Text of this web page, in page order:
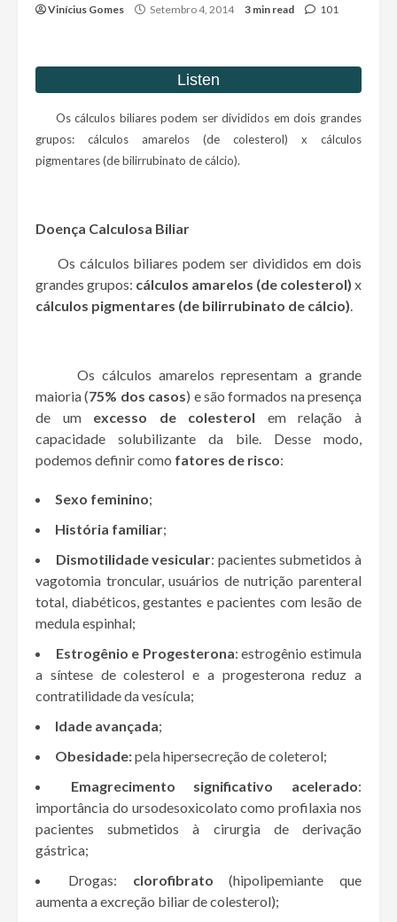
Vinícius Gomes Setembro 4, 2014 3 min read 101
Os cálculos biliares podem ser divididos em dois grandes
grupos: cálculos amarelos (de colesterol) x cálculos
pigmentares (de bilirrubinato de cálcio).
Doença Calculosa Biliar
Os cálculos biliares podem ser divididos em dois
grandes grupos: cálculos amarelos (de colesterol) x
cálculos pigmentares (de bilirrubinato de cálcio).
Os cálculos amarelos representam a grande
maioria (75% dos casos) e são formados na presença
de um excesso de colesterol em relação à
capacidade solubilizante da bile. Desse modo,
podemos definir como fatores de risco:
Sexo feminino;
História familiar;
Dismotilidade vesicular: pacientes submetidos à
vagotomia troncular, usuários de nutrição parenteral
total, diabéticos, gestantes e pacientes com lesão de
medula espinhal;
Estrogênio e Progesterona: estrogênio estimula
a síntese de colesterol e a progesterona reduz a
contratilidade da vesícula;
Idade avançada;
Obesidade:pela hipersecreção de coleterol;
Emagrecimento significativo acelerado:
importância do ursodesoxicolato como profilaxia nos
pacientes submetidos à cirurgia de derivação
gástrica;
Drogas: clorofibrato (hipolipemiante que
aumenta a excreção biliar de colesterol);